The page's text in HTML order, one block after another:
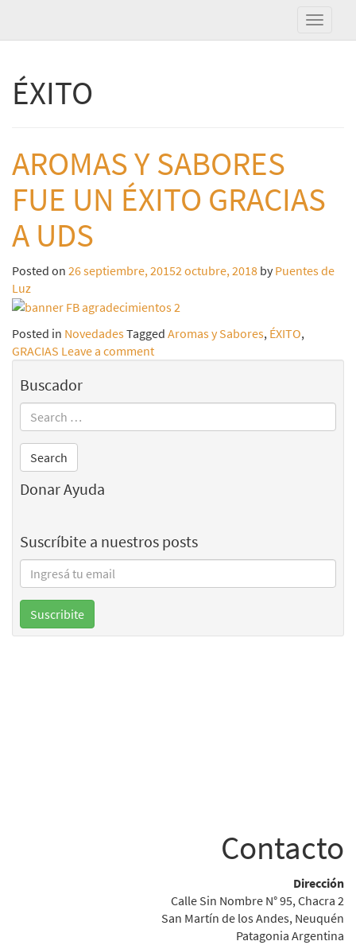
ÉXITO
AROMAS Y SABORES
FUE UN ÉXITO GRACIAS
A UDS
Posted on 26 septiembre, 20152 octubre, 2018 by Puentes de
Luz
Posted in NovedadesTagged Aromas y Sabores, ÉXITO,
GRACIAS Leave a comment
Buscador
Donar Ayuda
Suscríbite a nuestros posts
Contacto
Dirección
Calle Sin Nombre N° 95, Chacra 2
San Martín de los Andes, Neuquén
Patagonia Argentina